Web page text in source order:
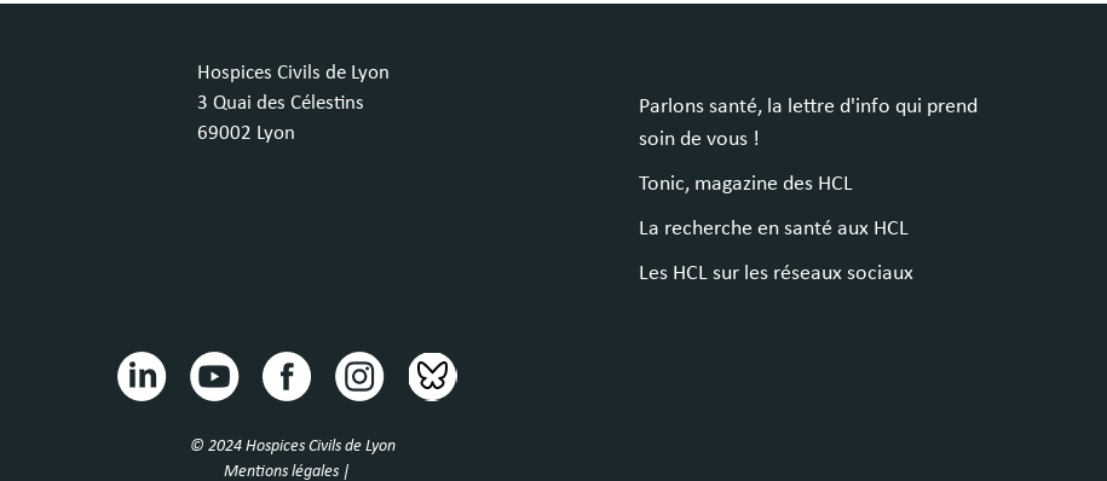
Hospices Civils de Lyon
3 Quai des Célestins
69002 Lyon
Parlons santé, la lettre d'info qui prend
soin de vous !
Tonic, magazine des HCL
La recherche en santé aux HCL
Les HCL sur les réseaux sociaux
© 2024 Hospices Civils de Lyon
Mentions légales |